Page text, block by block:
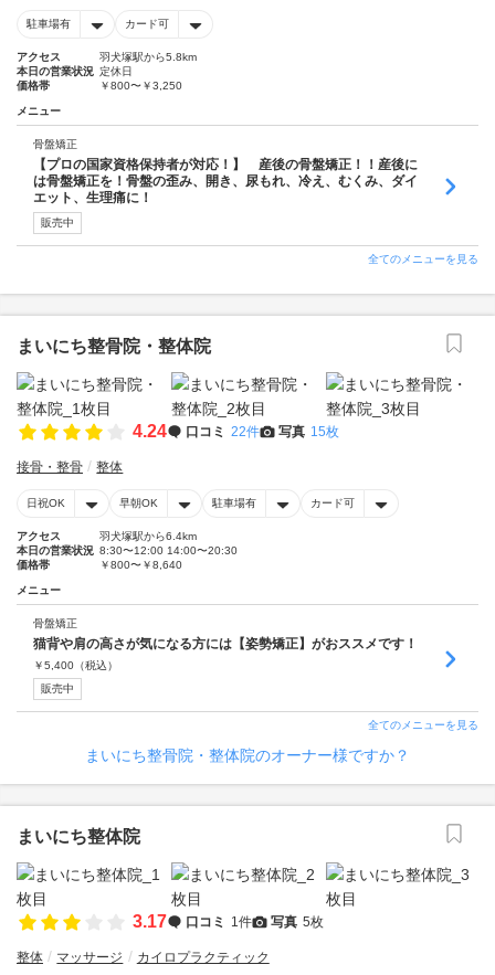
駐車場有 カード可
アクセス
羽犬塚駅から5.8km
本日の営業状況 定休日
価格帯
￥800〜￥3,250
メニュー
骨盤矯正
【プロの国家資格保持者が対応！】 産後の骨盤矯正！！産後に
は骨盤矯正を！骨盤の歪み、開き、尿もれ、冷え、むくみ、ダイ
エット、生理痛に！
販売中
全てのメニューを見る
まいにち整骨院・整体院
4.24 口コミ 22件 写真 15枚
接骨・整骨 整体
日祝OK 早朝OK 駐車場有 カード可
アクセス
羽犬塚駅から6.4km
本日の営業状況 8:30〜12:00 14:00〜20:30
価格帯
￥800〜￥8,640
メニュー
骨盤矯正
猫背や肩の高さが気になる方には【姿勢矯正】がおススメです！
￥5,400 （税込）
販売中
全てのメニューを見る
まいにち整骨院・整体院のオーナー様ですか？
まいにち整体院
3.17 口コミ 1件 写真 5枚
整体 マッサージ カイロプラクティック